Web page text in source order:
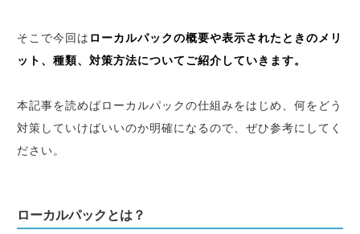
そこで今回は ローカルパックの概要や表示されたときのメリ
ット、種類、対策方法についてご紹介していきます。
本記事を読めばローカルパックの仕組みをはじめ、何をどう
対策していけばいいのか明確になるので、ぜひ参考にしてく
ださい。
ローカルパックとは？